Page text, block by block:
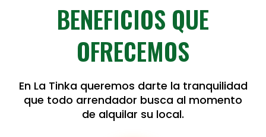
BENEFICIOS QUE
OFRECEMOS
En La Tinka queremos darte la tranquilidad
que todo arrendador busca al momento
de alquilar su local.